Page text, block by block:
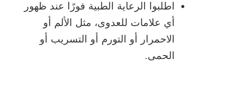
اطلبوا الرعاية الطبية فورًا عند ظهور
أي علامات للعدوى، مثل الألم أو
الاحمرار أو التورم أو التسريب أو
الحمى.